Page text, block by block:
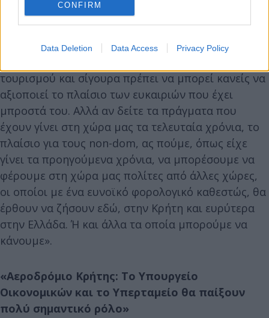
CONFIRM
Data Deletion Data Access Privacy Policy
Τουριστικό μοντέλο δωδεκαμήνου
τουρισμού και σίγουρα πρέπει να μπορεί κανείς να
αξιοποιεί το πλαίσιο των ευκαιριών που έχει
μπροστά του. Αλλά αν δείτε τα πράγματα που
έχουν γίνει στη χώρα μας τα τελευταία χρόνια, το
πλαίσιο για τους non-dom, ας πούμε, όπως είχε
γίνει τα προηγούμενα χρόνια, να μπορέσουμε να
φέρουμε στη χώρα μας πολίτες από άλλες χώρες,
οι οποίοι με ένα ευνοϊκό φορολογικό καθεστώς, θα
έρθουν να ζήσουν εδώ, στην Κρήτη και ευρύτερα
στην Ελλάδα. Ή και άλλα τα οποία μπορούμε να
κάνουμε».
«Αεροδρόμιο Κρήτης: Το Υπουργείο
Οικονομικών και το Υπερταμείο θα παίξουν
πολύ σημαντικό ρόλο»